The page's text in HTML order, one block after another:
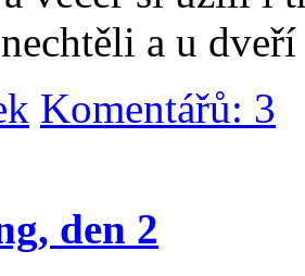
a u
Komentářů: 3
den 2